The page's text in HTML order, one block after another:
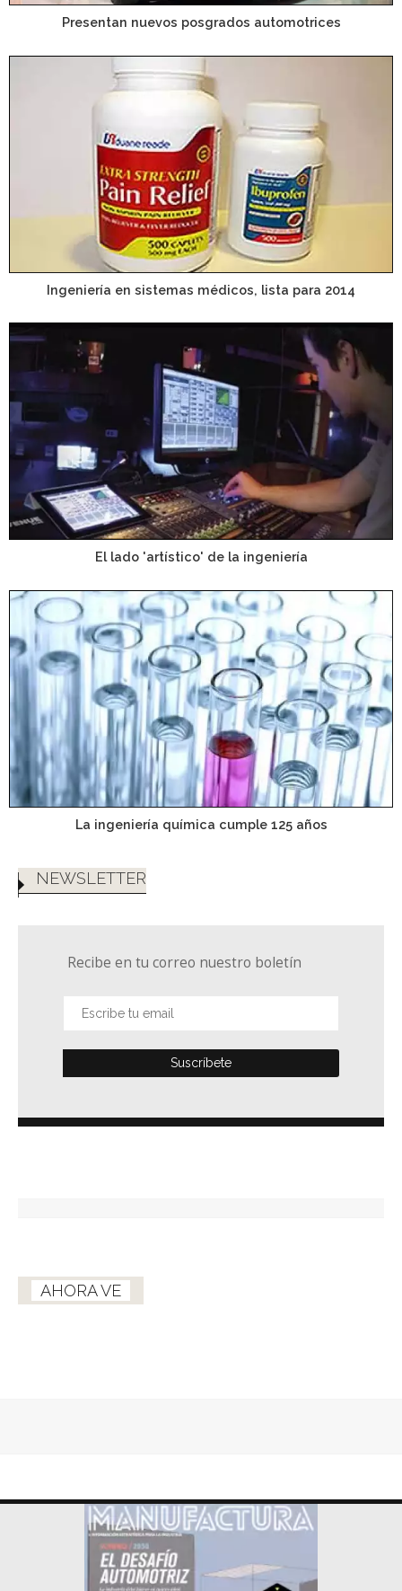
Presentan nuevos posgrados automotrices
Ingeniería en sistemas médicos, lista para 2014
El lado 'artístico' de la ingeniería
La ingeniería química cumple 125 años
NEWSLETTER
Recibe en tu correo nuestro boletín
AHORA VE